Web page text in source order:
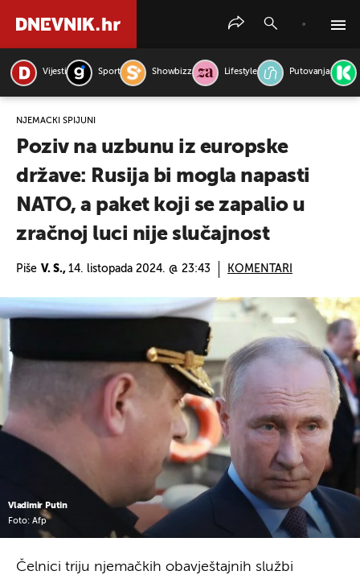
Vijesti Sport Showbizz Lifestyle Putovanja
NJEMAČKI ŠPIJUNI
Poziv na uzbunu iz europske
države: Rusija bi mogla napasti
NATO, a paket koji se zapalio u
zračnoj luci nije slučajnost
Piše V. S., 14. listopada 2024. @ 23:43 KOMENTARI
Vladimir Putin
Foto: Afp
Čelnici triju njemačkih obavještajnih službi
PRETRAŽITE VIJESTI